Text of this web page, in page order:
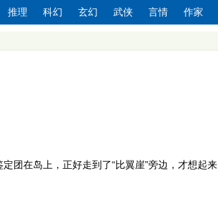
推理 科幻 玄幻 武侠 言情 作家
团在岛上，正好走到了“比翼崖”旁边，才想起来